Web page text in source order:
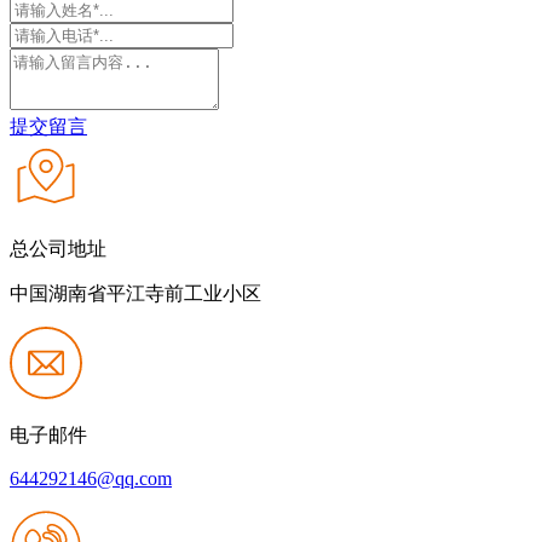
提交留言
总公司地址
中国湖南省平江寺前工业小区
电子邮件
644292146@qq.com